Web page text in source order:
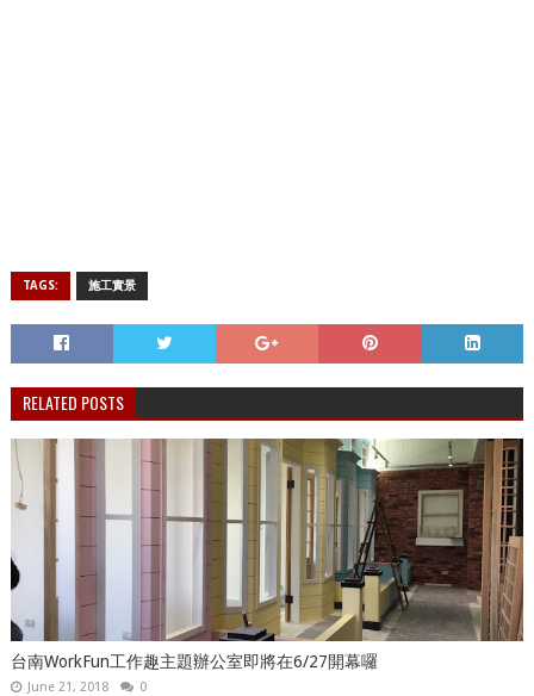
TAGS: 施工實景
RELATED POSTS
台南WorkFun工作趣主題辦公室即將在6/27開幕囉
June 21, 2018 0